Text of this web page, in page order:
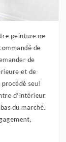
peinture ne
de
de
et de
procédé seul
d’intérieur
du marché.